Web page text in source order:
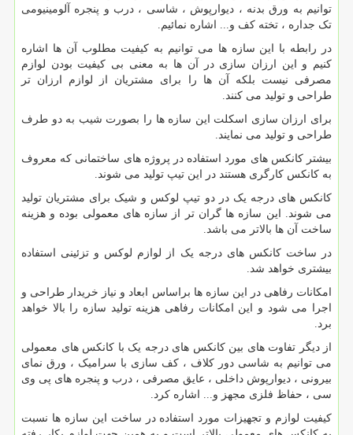
توانیم به ورق بدنه ، دیوارپوش ، شاسی ، درب و پنجره آلومینیومی
تک جداره ، تخته کف و... اشاره نمائیم.
در رابطه با این سازه ها می توانیم به کیفیت مطلوب آن ها اشاره
کنیم و این ارزان سازی در آن ها به معنی بی کیفیت بودن لوازم
مصرفی نیست بلکه آن ها را برای مشتریان از لوازم ارزان تر
طراحی و تولید می کنند.
برای ارزان سازی اسکلت این سازه ها را بصورت شیب به دو طرف
طراحی و تولید می نمایند.
بیشتر کانکس های مورد استفاده در پروژه های ساختمانی که معروف
به کانکس کارگری هستند در این تیپ تولید می شوند.
کانکس های درجه یک در دو تیپ لوکس و شیک برای مشتریان تولید
می شوند. این سازه ها گران تر از سازه های معمولی بوده و هزینه
ساخت آن ها بالاتر می باشد.
در ساخت کانکس های درجه یک از لوازم لوکس و تزئینی استفاده
بیشتری خواهد شد.
امکانات رفاهی در این سازه ها براساس ابعاد و نیاز خریدار طراحی و
اجرا می شود و این امکانات رفاهی هزینه تولید سازه را بالا خواهد
برد.
از دیگر تفاوت های بین کانکس های درجه یک با کانکس های معمولی
می توانیم به شاسی دور کلاف ، کف سازی با سرامیک ، ورق نمای
بیرونی ، دیوارپوش داخلی ، عایق مصرفی ، درب و پنجره های پی وی
سی ، حفاظ فلزی مجهز و... اشاره کرد.
کیفیت لوازم و تجهیزات مورد استفاده در ساخت این سازه ها نسبت